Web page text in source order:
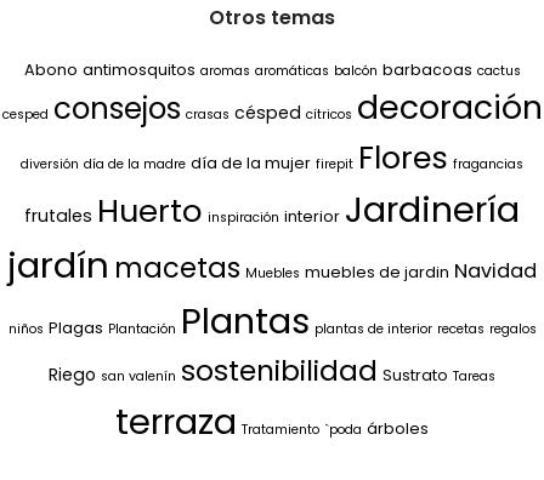
Otros temas
Abono antimosquitos aromas aromáticas balcón barbacoas cactus
cesped consejos crasas césped cítricos decoración
diversión día de la madre día de la mujer firepit Flores fragancias
frutales Huerto inspiración interior Jardinería
jardín macetas Muebles muebles de jardin Navidad
niños Plagas Plantación Plantas plantas de interior recetas regalos
Riego san valenín sostenibilidad Sustrato Tareas
terraza Tratamiento `poda árboles